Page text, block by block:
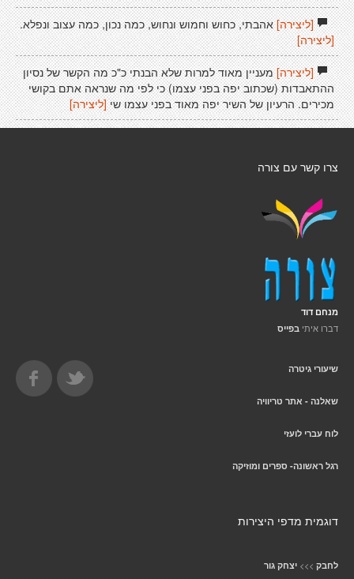
[ליצירה]אהבתי, כחוש וחמוש ונחוש, כמה נכון, כמה עצוב ונפלא.
[ליצירה]
[ליצירה]מעניין מאוד למרות שלא הבנתי כ"כ מה הקשר של נסיון
ההתאבדות (שכתוב יפה בפני עצמו) כי לפי מה שנראה אתם בקושי
מכירים. הרעיון של השיר יפה מאוד בפני עצמו שי[ליצירה]
צרו קשר עם צורה
מנחם דוד
דברו איתי בפייס
שיעורי גיטרה
שאלנה - אתר טריוויה
לוח עברי לועזי
רגל ראשונה- ספרים ומוזיקה
דוגמית מדפי היצירות
לחבק >>> יצחק גור